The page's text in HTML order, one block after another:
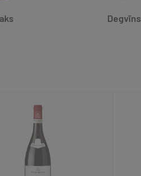
Degvīns